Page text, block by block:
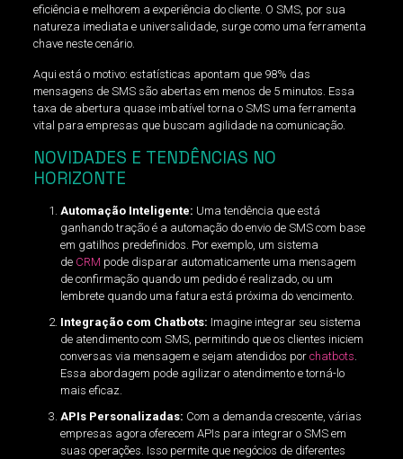
eficiência e melhorem a experiência do cliente. O SMS, por sua
natureza imediata e universalidade, surge como uma ferramenta
chave neste cenário.
Aqui está o motivo: estatísticas apontam que 98% das
mensagens de SMS são abertas em menos de 5 minutos. Essa
taxa de abertura quase imbatível torna o SMS uma ferramenta
vital para empresas que buscam agilidade na comunicação.
NOVIDADES E TENDÊNCIAS NO
HORIZONTE
Automação Inteligente: Uma tendência que está
ganhando tração é a automação do envio de SMS com base
em gatilhos predefinidos. Por exemplo, um sistema
de CRM pode disparar automaticamente uma mensagem
de confirmação quando um pedido é realizado, ou um
lembrete quando uma fatura está próxima do vencimento.
Integração com Chatbots: Imagine integrar seu sistema
de atendimento com SMS, permitindo que os clientes iniciem
conversas via mensagem e sejam atendidos por chatbots
Essa abordagem pode agilizar o atendimento e torná-lo
mais eficaz.
APIs Personalizadas: Com a demanda crescente, várias
empresas agora oferecem APIs para integrar o SMS em
suas operações. Isso permite que negócios de diferentes